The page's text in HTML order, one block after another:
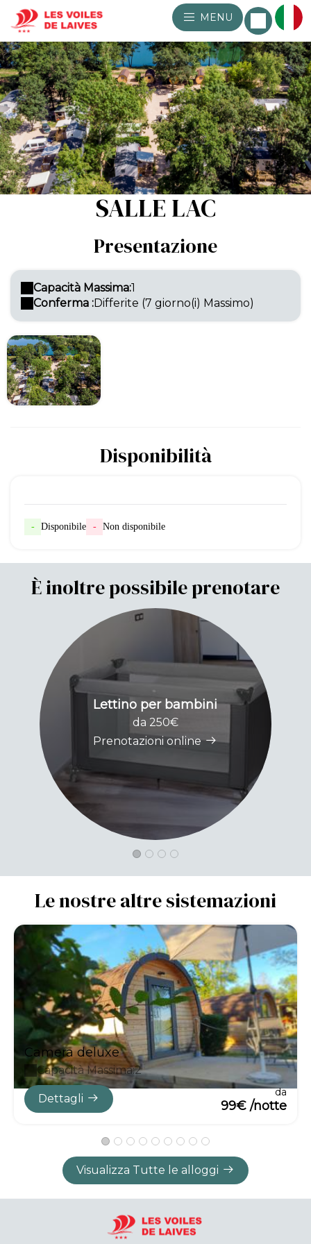
MENU
SALLE LAC
Presentazione
Capacità Massima:1
Conferma :Differite (7 giorno(i) Massimo)
Disponibilità
- Disponibile - Non disponibile
È inoltre possibile prenotare
Lettino per bambini
da 250€
Prenotazioni online
Le nostre altre sistemazioni
Camera deluxe
Capacità Massima:2
Dettagli
da
99€ /notte
Visualizza Tutte le alloggi